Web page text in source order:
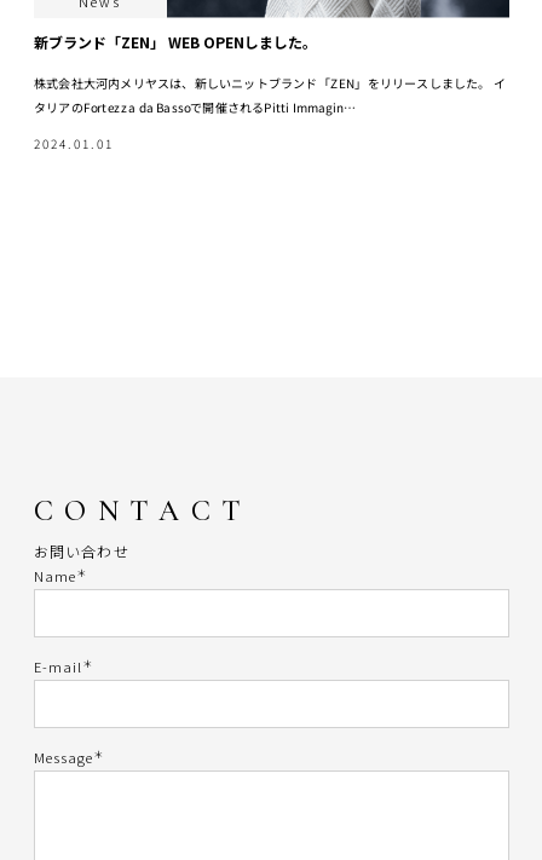
新ブランド「ZEN」 WEB OPENしました。
株式会社大河内メリヤスは、新しいニットブランド「ZEN」をリリースしました。 イ
タリアのFortezza da Bassoで開催されるPitti Immagin…
2024.01.01
CONTACT
お問い合わせ
Name＊
E-mail ＊
Message＊